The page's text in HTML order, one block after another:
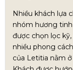
Nhiều khách lựa
nhóm hương
được chọn lọc
nhiều phong
của Letitia nằm